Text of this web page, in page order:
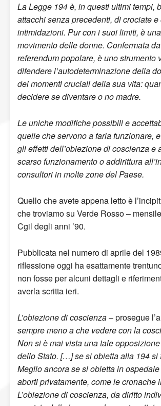
La Legge 194 è, in questi ultimi tempi,
attacchi senza precedenti, di crociate e
intimidazioni. Pur con i suoi limiti, è
movimento delle donne. Confermata
referendum popolare, è uno strumento
difendere l’autodeterminazione della
dei momenti cruciali della sua vita:
decidere se diventare o no madre.
Le uniche modifiche possibili e
quelle che servono a farla funzionare,
gli effetti dell’obiezione di coscienza e
scarso funzionamento o addirittura
consultori in molte zone del Paese.
Quello che avete appena letto è
che troviamo su Verde Rosso –
Cgil degli anni ’90.
Pubblicata nel numero di aprile del
riflessione oggi ha esattamente
non fosse per alcuni dettagli e
averla scritta ieri.
L’obiezione di coscienza– prosegue
sempre meno a che vedere con la
Non si è mai vista una tale
dello Stato. […] se si obietta alla 194 si
Meglio ancora se si obietta in
aborti privatamente, come le cronache
L’obiezione di coscienza, da diritto